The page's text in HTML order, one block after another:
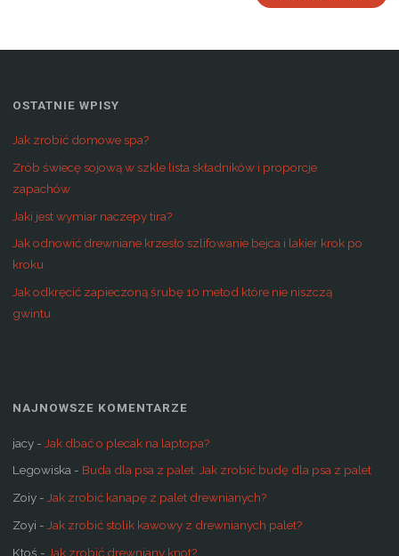
OSTATNIE WPISY
Jak zrobić domowe spa?
Zrób świecę sojową w szkle lista składników i proporcje
zapachów
Jaki jest wymiar naczepy tira?
Jak odnowić drewniane krzesło szlifowanie bejca i lakier krok po
kroku
Jak odkręcić zapieczoną śrubę 10 metod które nie niszczą
gwintu
NAJNOWSZE KOMENTARZE
jacy- Jak dbać o plecak na laptopa?
Legowiska- Buda dla psa z palet. Jak zrobić budę dla psa z palet
Zoiy- Jak zrobić kanapę z palet drewnianych?
Zoyi - Jak zrobić stolik kawowy z drewnianych palet?
Ktoś - Jak zrobić drewniany knot?